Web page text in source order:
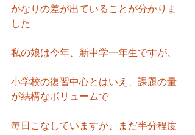
かなりの差が出ていることが分かりま
した
私の娘は今年、新中学一年生ですが、
小学校の復習中心とはいえ、課題の量
が結構なボリュームで
毎日こなしていますが、まだ半分程度